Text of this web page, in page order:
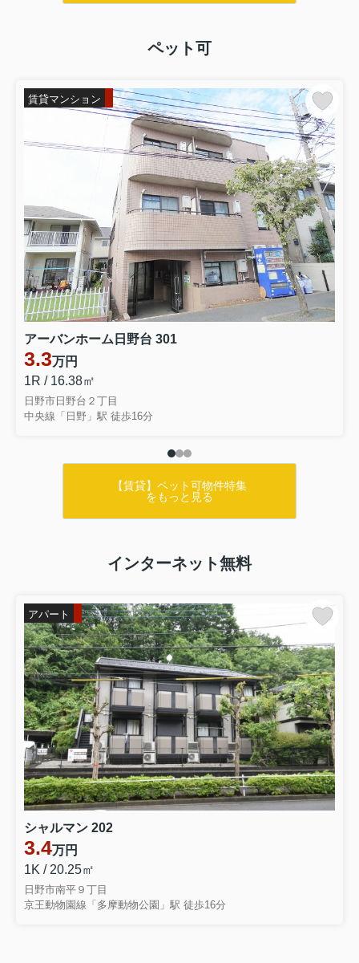
ペット可
賃貸マンション
アーバンホーム日野台 301
3.3万円
1R / 16.38㎡
日野市日野台２丁目
中央線「日野」駅 徒歩16分
【賃貸】ペット可物件特集
をもっと見る
インターネット無料
アパート
シャルマン 202
3.4万円
1K / 20.25㎡
日野市南平９丁目
京王動物園線「多摩動物公園」駅 徒歩16分